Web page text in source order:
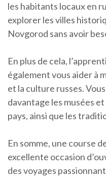
les habitants locaux en
explorer les villes
Novgorod sans avoir
En plus de cela,
également vous aider à
et la culture russes.
davantage les musées
pays, ainsi que les
En somme, une course
excellente occasion
des voyages